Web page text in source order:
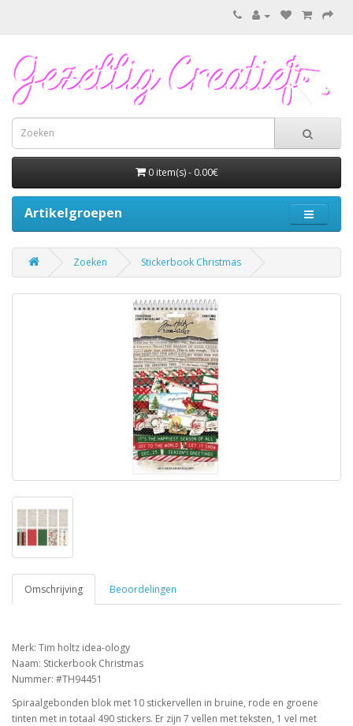
0 item(s) - 0.00€
Artikelgroepen
Zoeken Stickerbook Christmas
Omschrijving Beoordelingen
Merk: Tim holtz idea-ology
Naam: Stickerbook Christmas
Nummer: #TH94451
Spiraalgebonden blok met 10 stickervellen in bruine, rode en groene
tinten met in totaal 490 stickers. Er zijn 7 vellen met teksten, 1 vel met